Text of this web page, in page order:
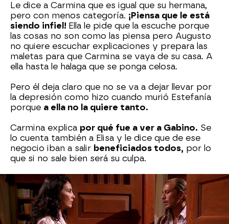
Le dice a Carmina que es igual que su hermana,
pero con menos categoría. ¡Piensa que le está
siendo infiel! Ella le pide que la escuche porque
las cosas no son como las piensa pero Augusto
no quiere escuchar explicaciones y prepara las
maletas para que Carmina se vaya de su casa. A
ella hasta le halaga que se ponga celosa.
Pero él deja claro que no se va a dejar llevar por
la depresión como hizo cuando murió Estefanía
porque a ella no la quiere tanto.
Carmina explica por qué fue a ver a Gabino. Se
lo cuenta también a Elisa y le dice que de ese
negocio iban a salir beneficiados todos, por lo
que si no sale bien será su culpa.
Alfonsina regaña a Gabino
por negociar con
Carmina, pero él se disculpa diciendo que
pensaba sacar ventaja de eso. Quiere tener a
Augusto cerca para vigilarlo y poder